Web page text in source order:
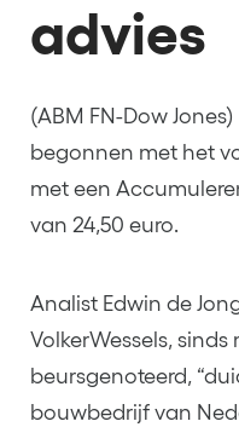
advies
(ABM FN-Dow
begonnen met het
met een
van 24,50 euro.
Analist Edwin de
VolkerWessels, sinds
beursgenoteerd,
bouwbedrijf van